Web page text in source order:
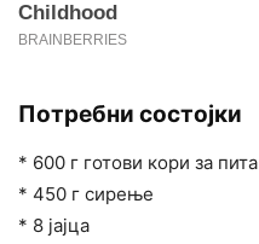
Потребни состојки
* 600 г готови кори за пита
* 450 г сирење
* 8 јајца